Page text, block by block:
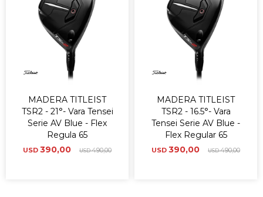
MADERA TITLEIST
TSR2 - 21°- Vara Tensei
Serie AV Blue - Flex
Regula 65
USD 390,00 USD490,00
MADERA TITLEIST
TSR2 - 16.5°- Vara
Tensei Serie AV Blue -
Flex Regular 65
USD 390,00 USD490,00